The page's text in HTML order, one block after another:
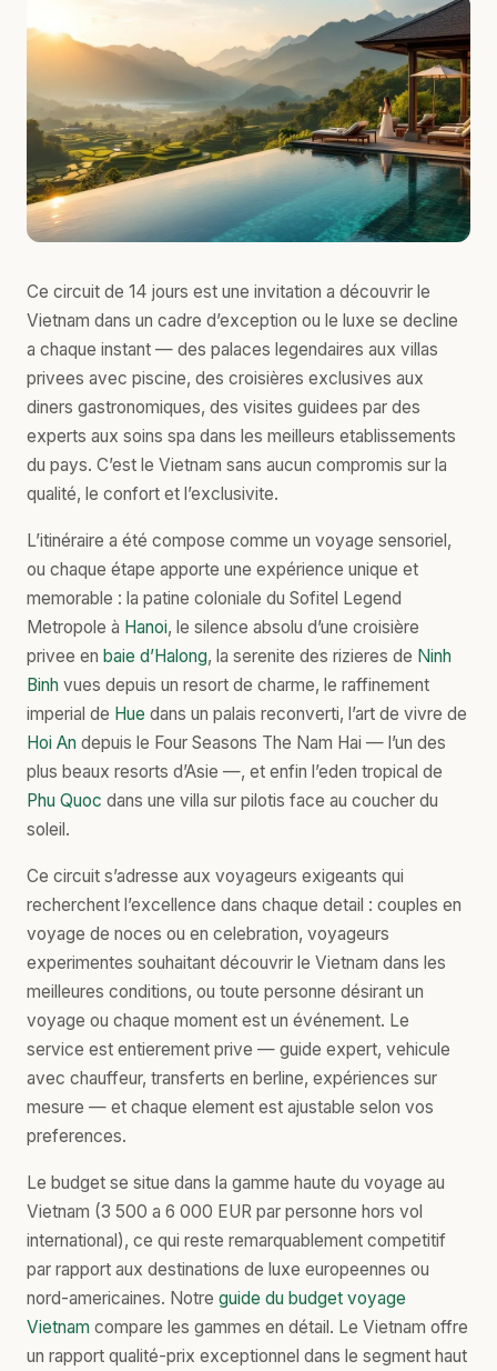
Ce circuit de 14 jours est une invitation a découvrir le
Vietnam dans un cadre d’exception ou le luxe se decline
a chaque instant — des palaces legendaires aux villas
privees avec piscine, des croisières exclusives aux
diners gastronomiques, des visites guidees par des
experts aux soins spa dans les meilleurs etablissements
du pays. C’est le Vietnam sans aucun compromis sur la
qualité, le confort et l’exclusivite.
L’itinéraire a été compose comme un voyage sensoriel,
ou chaque étape apporte une expérience unique et
memorable : la patine coloniale du Sofitel Legend
Metropole à Hanoi, le silence absolu d’une croisière
privee en baie d’Halong, la serenite des rizieres de Ninh
Binh vues depuis un resort de charme, le raffinement
imperial de Hue dans un palais reconverti, l’art de vivre de
Hoi An depuis le Four Seasons The Nam Hai — l’un des
plus beaux resorts d’Asie —, et enfin l’eden tropical de
Phu Quoc dans une villa sur pilotis face au coucher du
soleil.
Ce circuit s’adresse aux voyageurs exigeants qui
recherchent l’excellence dans chaque detail : couples en
voyage de noces ou en celebration, voyageurs
experimentes souhaitant découvrir le Vietnam dans les
meilleures conditions, ou toute personne désirant un
voyage ou chaque moment est un événement. Le
service est entierement prive — guide expert, vehicule
avec chauffeur, transferts en berline, expériences sur
mesure — et chaque element est ajustable selon vos
preferences.
Le budget se situe dans la gamme haute du voyage au
Vietnam (3 500 a 6 000 EUR par personne hors vol
international), ce qui reste remarquablement competitif
par rapport aux destinations de luxe europeennes ou
nord-americaines. Notre guide du budget voyage
Vietnam compare les gammes en détail. Le Vietnam offre
un rapport qualité-prix exceptionnel dans le segment haut